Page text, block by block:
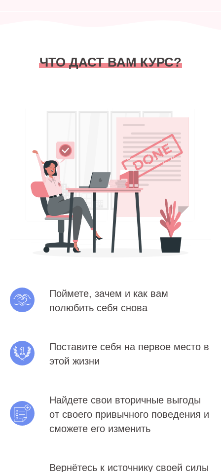
ЧТО ДАСТ ВАМ КУРС?
Поймете, зачем и как вам
полюбить себя снова
Поставите себя на первое место в
этой жизни
Найдете свои вторичные выгоды
от своего привычного поведения и
сможете его изменить
Вернётесь к источнику своей силы